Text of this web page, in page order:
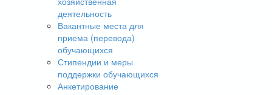
деятельность
Вакантные места для
приема (перевода)
обучающихся
Стипендии и меры
поддержки обучающихся
Анкетирование